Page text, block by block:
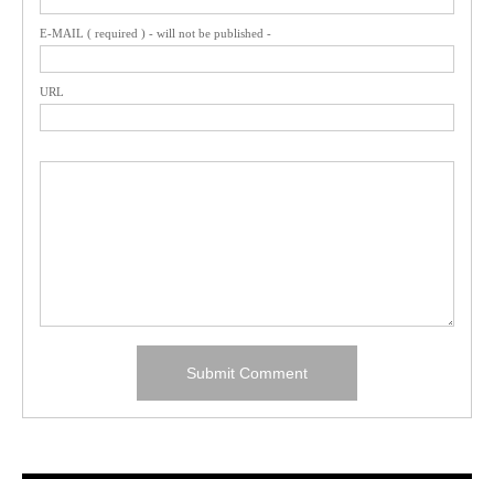
E-MAIL ( required ) - will not be published -
URL